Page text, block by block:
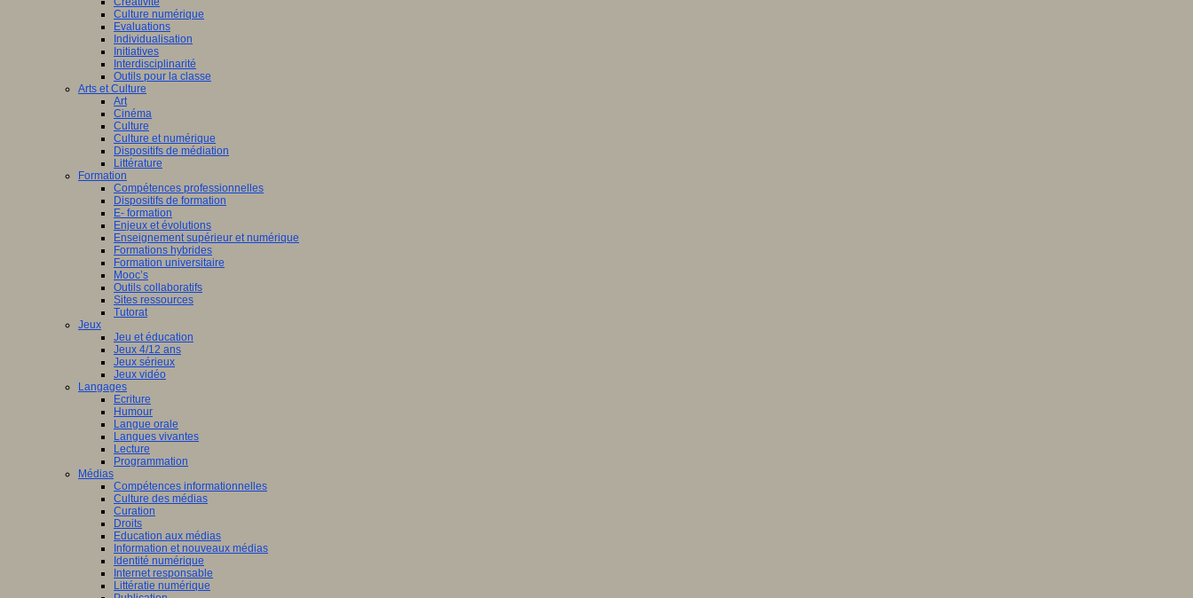
Culture numérique
Evaluations
Individualisation
Initiatives
Interdisciplinarité
Outils pour la classe
Arts et Culture
Art
Cinéma
Culture
Culture et numérique
Dispositifs de médiation
Littérature
Formation
Compétences professionnelles
Dispositifs de formation
E- formation
Enjeux et évolutions
Enseignement supérieur et numérique
Formations hybrides
Formation universitaire
Mooc’s
Outils collaboratifs
Sites ressources
Tutorat
Jeux
Jeu et éducation
Jeux 4/12 ans
Jeux sérieux
Jeux vidéo
Langages
Ecriture
Humour
Langue orale
Langues vivantes
Lecture
Programmation
Médias
Compétences informationnelles
Culture des médias
Curation
Droits
Education aux médias
Information et nouveaux médias
Identité numérique
Internet responsable
Littératie numérique